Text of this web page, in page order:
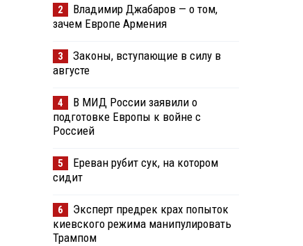
2
Владимир Джабаров — о том,
зачем Европе Армения
3
Законы, вступающие в силу в
августе
4
В МИД России заявили о
подготовке Европы к войне с
Россией
5
Ереван рубит сук, на котором
сидит
6
Эксперт предрек крах попыток
киевского режима манипулировать
Трампом